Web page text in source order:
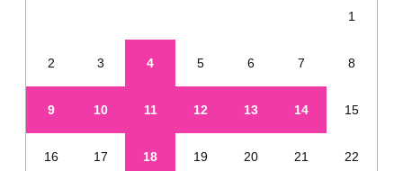
1
2 3 4 5 6 7 8
9 10 11 12 13 14 15
16 17 18 19 20 21 22